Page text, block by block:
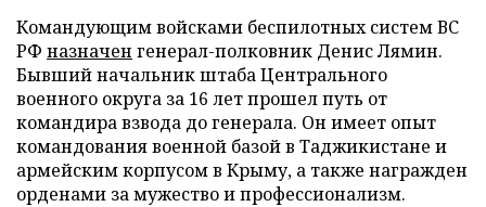
Командующим войсками беспилотных систем ВС
РФ назначен генерал-полковник Денис Лямин.
Бывший начальник штаба Центрального
военного округа за 16 лет прошел путь от
командира взвода до генерала. Он имеет опыт
командования военной базой в Таджикистане и
армейским корпусом в Крыму, а также награжден
орденами за мужество и профессионализм.